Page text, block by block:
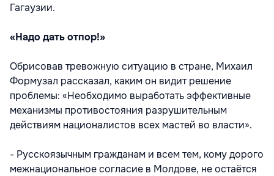
Гагаузии.
«Надо дать отпор!»
Обрисовав тревожную ситуацию в стране, Михаил
Формузал рассказал, каким он видит решение
проблемы: «Необходимо выработать эффективные
механизмы противостояния разрушительным
действиям националистов всех мастей во власти».
- Русскоязычным гражданам и всем тем, кому дорого
межнациональное согласие в Молдове, не остаётся